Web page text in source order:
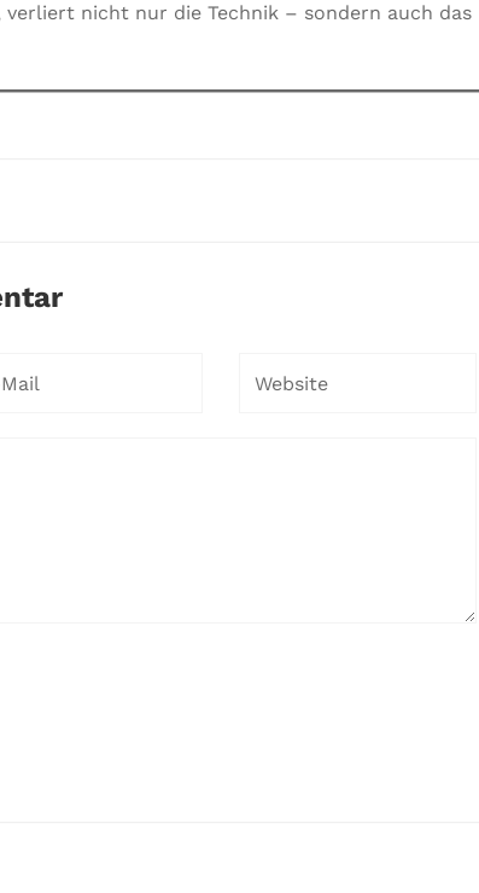
verliert nicht nur die Technik – sondern auch das